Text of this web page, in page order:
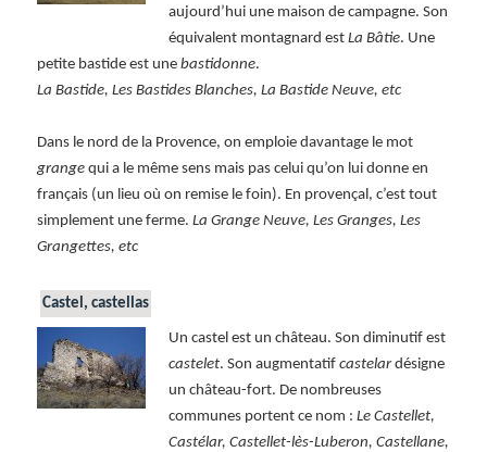
aujourd’hui une maison de campagne. Son
équivalent montagnard est La Bâtie. Une
petite bastide est unebastidonne.
La Bastide, Les Bastides Blanches, La Bastide Neuve, etc
Dans le nord de la Provence, on emploie davantage le mot
grange qui a le même sens mais pas celui qu’on lui donne en
français (un lieu où on remise le foin). En provençal, c’est tout
simplement une ferme.La Grange Neuve, Les Granges, Les
Grangettes, etc
Castel, castellas
Un castel est un château. Son diminutif est
castelet. Son augmentatif castelardésigne
un château-fort. De nombreuses
communes portent ce nom : Le Castellet,
Castélar, Castellet-lès-Luberon, Castellane,